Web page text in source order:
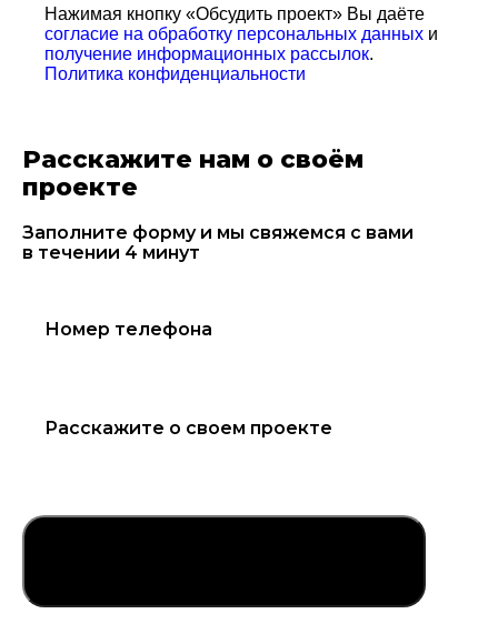
Нажимая кнопку «Обсудить проект» Вы даёте
согласие на обработку персональных данных и
получение информационных рассылок.
Политика конфиденциальности
Расскажите нам о своём
проекте
Заполните форму и мы свяжемся с вами
в течении 4 минут